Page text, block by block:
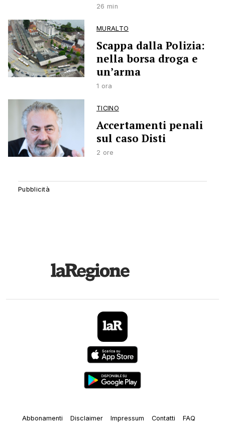
26 min
MURALTO
Scappa dalla Polizia:
nella borsa droga e
un’arma
1 ora
TICINO
Accertamenti penali
sul caso Disti
2 ore
Abbonamenti Disclaimer Impressum Contatti
FAQ